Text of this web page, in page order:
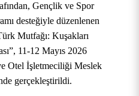
Gençlik ve Spor
desteğiyle düzenlenen
Mutfağı: Kuşakları
11-12 Mayıs 2026
Otel İşletmeciliği Meslek
gerçekleştirildi.